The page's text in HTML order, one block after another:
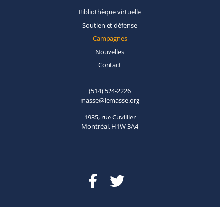
Bibliothèquevirtuelle
Soutien etdéfense
Campagnes
Nouvelles
Contact
(514) 524-2226
masse@lemasse.org
1935, rue Cuvillier
Montréal, H1W 3A4